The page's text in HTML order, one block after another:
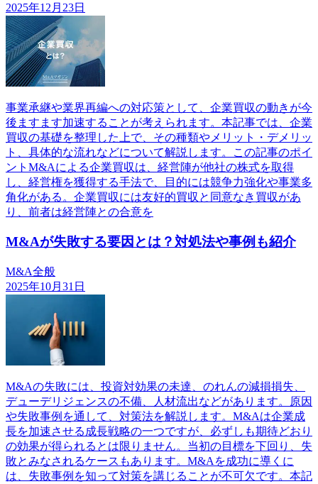
2025年12月23日
事業承継や業界再編への対応策として、企業買収の動きが今
後ますます加速することが考えられます。本記事では、企業
買収の基礎を整理した上で、その種類やメリット・デメリッ
ト、具体的な流れなどについて解説します。この記事のポイ
ントM&Aによる企業買収は、経営陣が他社の株式を取得
し、経営権を獲得する手法で、目的には競争力強化や事業多
角化がある。企業買収には友好的買収と同意なき買収があ
り、前者は経営陣との合意を
M&Aが失敗する要因とは？対処法や事例も紹介
M&A全般
2025年10月31日
M&Aの失敗には、投資対効果の未達、のれんの減損損失、
デューデリジェンスの不備、人材流出などがあります。原因
や失敗事例を通して、対策法を解説します。M&Aは企業成
長を加速させる成長戦略の一つですが、必ずしも期待どおり
の効果が得られるとは限りません。当初の目標を下回り、失
敗とみなされるケースもあります。M&Aを成功に導くに
は、失敗事例を知って対策を講じることが不可欠です。本記